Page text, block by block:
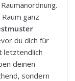
ganz
du dich für
letztendlich
deinen
sondern